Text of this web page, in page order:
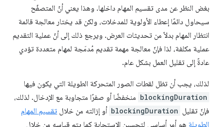
بغض النظر عن مدى تقسيم المهام داخلها. وهذا يعني أنّ المتصفّح
سيحاول دائمًا إعطاء الأولوية للمدخلات، ولكن قد يختار معالجة قائمة
انتظار المهام بدلاً من تحديثات العرض. ويرجع ذلك إلى أنّ عملية التقديم
عملية مكلفة، لذا فإنّ معالجة مهمة تقديم مُدمَجة لمهام متعددة تؤدي
عادةً إلى تقليل العمل بشكل عام.
لذلك، يجب أن تظل لقطات الصور المتحركة الطويلة التي يكون فيها
blockingDuration منخفضًا أو صفرًا متجاوبة مع الإدخال. لذلك،
فإنّ تقليل blockingDuration أو إزالته من خلال تقسيم المهام
الطويلة هو أمر أساسي لتحسين الاستجابة كما يتم قياسه من خلال